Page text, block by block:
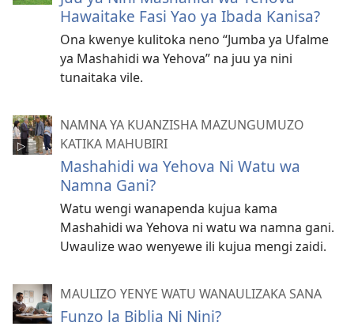
Hawaitake Fasi Yao ya Ibada Kanisa?
Ona kwenye kulitoka neno “Jumba ya Ufalme
ya Mashahidi wa Yehova” na juu ya nini
tunaitaka vile.
NAMNA YA KUANZISHA MAZUNGUMUZO
KATIKA MAHUBIRI
Mashahidi wa Yehova Ni Watu wa
Namna Gani?
Watu wengi wanapenda kujua kama
Mashahidi wa Yehova ni watu wa namna gani.
Uwaulize wao wenyewe ili kujua mengi zaidi.
MAULIZO YENYE WATU WANAULIZAKA SANA
Funzo la Biblia Ni Nini?